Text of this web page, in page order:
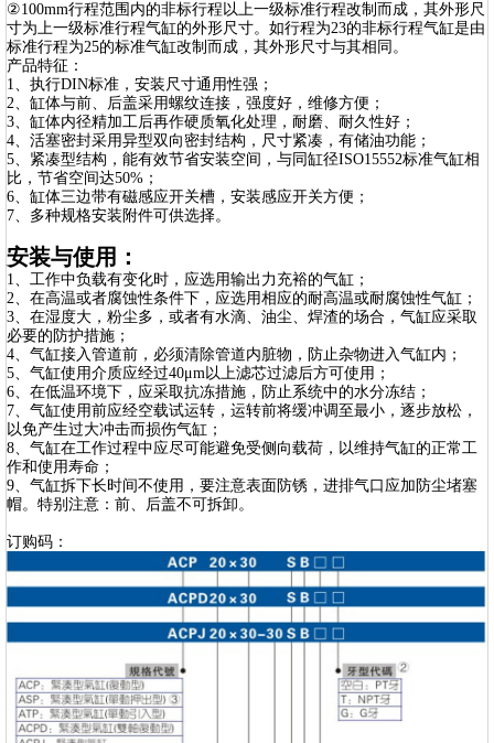
②100mm行程范围内的非标行程以上一级标准行程改制而成，其外形尺
寸为上一级标准行程气缸的外形尺寸。如行程为23的非标行程气缸是由
标准行程为25的标准气缸改制而成，其外形尺寸与其相同。
产品特征：
1、执行DIN标准，安装尺寸通用性强；
2、缸体与前、后盖采用螺纹连接，强度好，维修方便；
3、缸体内径精加工后再作硬质氧化处理，耐磨、耐久性好；
4、活塞密封采用异型双向密封结构，尺寸紧凑，有储油功能；
5、紧凑型结构，能有效节省安装空间，与同缸径ISO15552标准气缸相
比，节省空间达50%；
6、缸体三边带有磁感应开关槽，安装感应开关方便；
7、多种规格安装附件可供选择。
安装与使用：
1、工作中负载有变化时，应选用输出力充裕的气缸；
2、在高温或者腐蚀性条件下，应选用相应的耐高温或耐腐蚀性气缸；
3、在湿度大，粉尘多，或者有水滴、油尘、焊渣的场合，气缸应采取
必要的防护措施；
4、气缸接入管道前，必须清除管道内脏物，防止杂物进入气缸内；
5、气缸使用介质应经过40μm以上滤芯过滤后方可使用；
6、在低温环境下，应采取抗冻措施，防止系统中的水分冻结；
7、气缸使用前应经空载试运转，运转前将缓冲调至最小，逐步放松，
以免产生过大冲击而损伤气缸；
8、气缸在工作过程中应尽可能避免受侧向载荷，以维持气缸的正常工
作和使用寿命；
9、气缸拆下长时间不使用，要注意表面防锈，进排气口应加防尘堵塞
帽。特别注意：前、后盖不可拆卸。
订购码：